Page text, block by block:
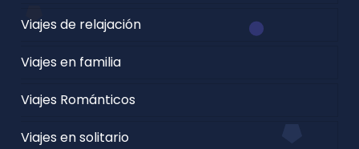
Viajes de relajación
Viajes en familia
Viajes Románticos
Viajes en solitario